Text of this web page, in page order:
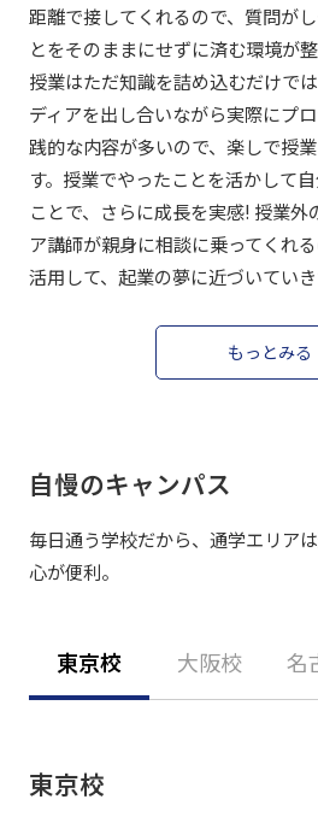
距離で接してくれるので、質問が
とをそのままにせずに済む環境が整
授業はただ知識を詰め込むだけで
ディアを出し合いながら実際にプ
践的な内容が多いので、楽しで授
す。授業でやったことを活かして
ことで、さらに成長を実感! 授業外
ア講師が親身に相談に乗ってくれ
活用して、起業の夢に近づいていき
もっとみる
自慢のキャンパス
毎日通う学校だから、通学エリア
心が便利。
東京校 大阪校 名
東京校